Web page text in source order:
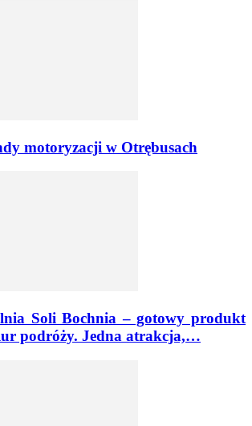
motoryzacji w Otrębusach
Soli Bochnia – gotowy produkt
podróży. Jedna atrakcja,…